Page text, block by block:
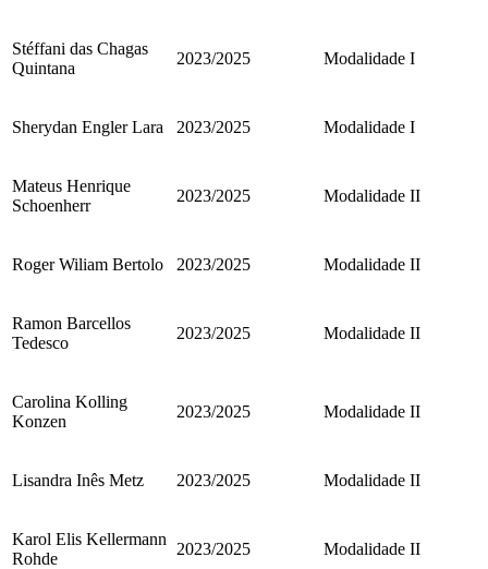
Stéffani das Chagas
Quintana
2023/2025 Modalidade I
Sherydan Engler Lara 2023/2025 Modalidade I
Mateus Henrique
Schoenherr
2023/2025 Modalidade II
Roger Wiliam Bertolo 2023/2025 Modalidade II
Ramon Barcellos
Tedesco
2023/2025 Modalidade II
Carolina Kolling
Konzen
2023/2025 Modalidade II
Lisandra Inês Metz 2023/2025 Modalidade II
Karol Elis Kellermann
Rohde
2023/2025 Modalidade II